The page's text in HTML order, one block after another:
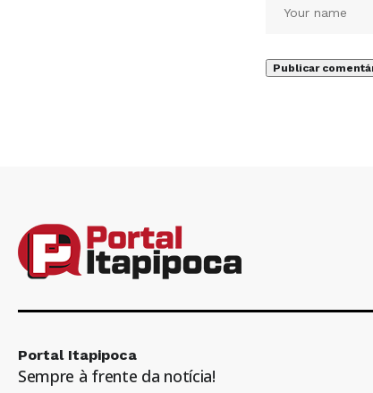
Portal Itapipoca
Sempre à frente da notícia!